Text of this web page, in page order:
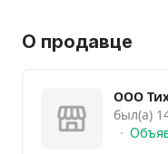
О продавце
ООО
был(а)